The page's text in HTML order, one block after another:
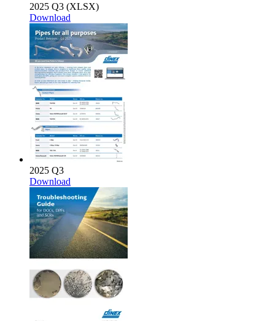
2025 Q3 (XLSX)
Download
2025 Q3
Download